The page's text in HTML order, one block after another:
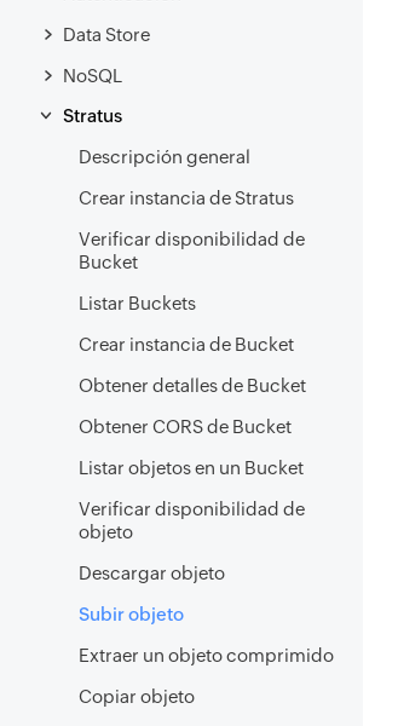
Data Store
NoSQL
Stratus
Descripción general
Crear instancia de Stratus
Verificar disponibilidad de
Bucket
Listar Buckets
Crear instancia de Bucket
Obtener detalles de Bucket
Obtener CORS de Bucket
Listar objetos en un Bucket
Verificar disponibilidad de
objeto
Descargar objeto
Subir objeto
Extraer un objeto comprimido
Copiar objeto